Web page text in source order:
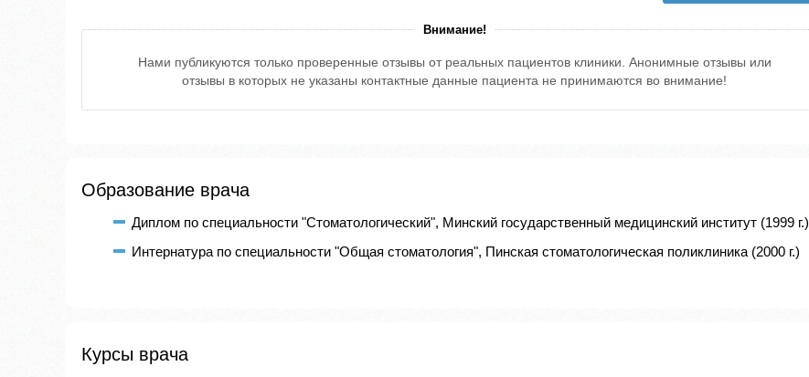
Внимание!
Нами публикуются только проверенные отзывы от реальных пациентов клиники. Анонимные отзывы или
отзывы в которых не указаны контактные данные пациента не принимаются во внимание!
Образование врача
Диплом по специальности "Стоматологический", Минский государственный медицинский институт (1999 г.)
Интернатура по специальности "Общая стоматология", Пинская стоматологическая поликлиника (2000 г.)
Курсы врача